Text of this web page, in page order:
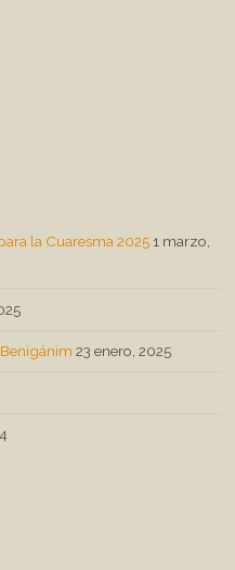
la Cuaresma 2025 1 marzo,
Benigánim 23 enero, 2025